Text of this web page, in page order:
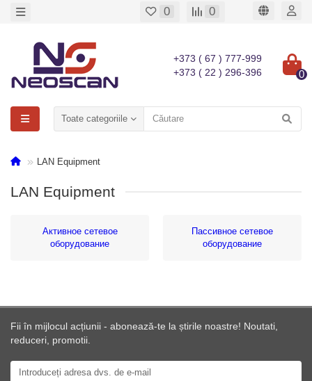
0 0
+373 ( 67 ) 777-999
+373 ( 22 ) 296-396
0
Toate categoriile
LAN Equipment
LAN Equipment
Активное сетевое
оборудование
Пассивное сетевое
оборудование
Fii în mijlocul acțiunii - abonează-te la știrile noastre! Noutati,
reduceri, promotii.